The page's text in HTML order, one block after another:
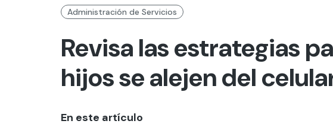
Administración de Servicios
Revisa las estrategias
hijos se alejen del
En este artículo